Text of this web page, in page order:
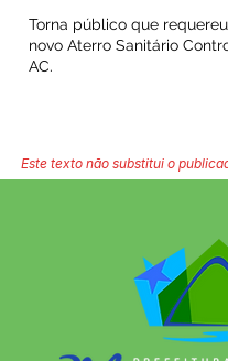
Torna público que
novo Aterro Sanitário
AC.
Este texto não substitui o